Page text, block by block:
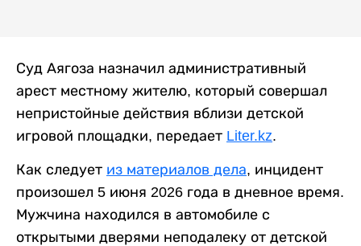
Суд Аягоза назначил административный
арест местному жителю, который совершал
непристойные действия вблизи детской
игровой площадки, передает Liter.kz.
Как следует из материалов дела, инцидент
произошел 5 июня 2026 года в дневное время.
Мужчина находился в автомобиле с
открытыми дверями неподалеку от детской